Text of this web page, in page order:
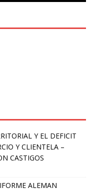
Y EL DEFICIT
Y CLIENTELA –
CASTIGOS
ALEMAN